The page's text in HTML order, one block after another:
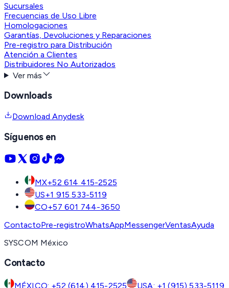
Sucursales
Frecuencias de Uso Libre
Homologaciones
Garantías, Devoluciones y Reparaciones
Pre-registro para Distribución
Atención a Clientes
Distribuidores No Autorizados
Ver más
Downloads
Download Anydesk
Síguenos en
MX+52 614 415-2525
US+1 915 533-5119
CO+57 601 744-3650
ContactoPre-registroWhatsAppMessengerVentasAyuda
SYSCOM México
Contacto
MÉXICO: +52 (614) 415-2525 USA: +1 (915) 533-5119